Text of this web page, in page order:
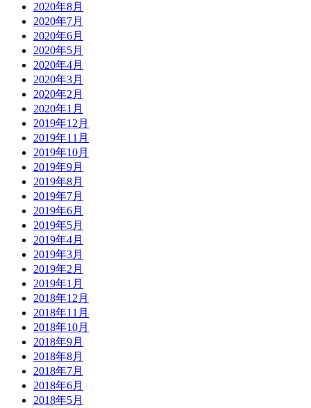
2020年8月
2020年7月
2020年6月
2020年5月
2020年4月
2020年3月
2020年2月
2020年1月
2019年12月
2019年11月
2019年10月
2019年9月
2019年8月
2019年7月
2019年6月
2019年5月
2019年4月
2019年3月
2019年2月
2019年1月
2018年12月
2018年11月
2018年10月
2018年9月
2018年8月
2018年7月
2018年6月
2018年5月